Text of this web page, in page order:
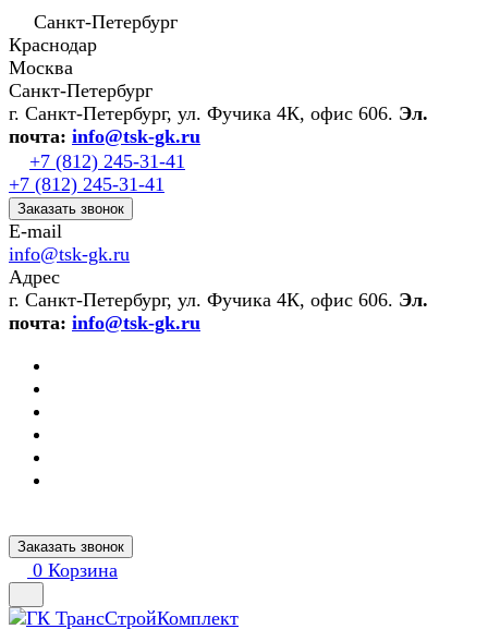
Санкт-Петербург
Краснодар
Москва
Санкт-Петербург
г. Санкт-Петербург, ул. Фучика 4К, офис 606. Эл.
почта: info@tsk-gk.ru
+7 (812) 245-31-41
+7 (812) 245-31-41
Заказать звонок
E-mail
info@tsk-gk.ru
Адрес
г. Санкт-Петербург, ул. Фучика 4К, офис 606. Эл.
почта: info@tsk-gk.ru
Заказать звонок
0 Корзина